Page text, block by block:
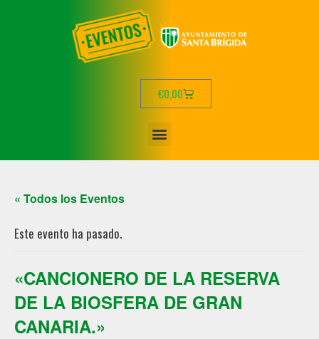
€0,00
« Todos los Eventos
Este evento ha pasado.
«CANCIONERO DE LA RESERVA
DE LA BIOSFERA DE GRAN
CANARIA.»